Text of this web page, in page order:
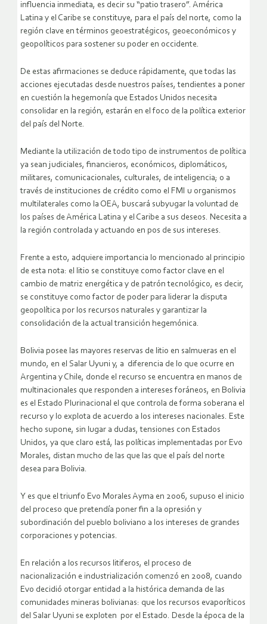
influencia inmediata, es decir su “patio trasero”. América
Latina y el Caribe se constituye, para el país del norte, como la
región clave en términos geoestratégicos, geoeconómicos y
geopolíticos para sostener su poder en occidente.
De estas afirmaciones se deduce rápidamente, que todas las
acciones ejecutadas desde nuestros países, tendientes a poner
en cuestión la hegemonía que Estados Unidos necesita
consolidar en la región, estarán en el foco de la política exterior
del país del Norte.
Mediante la utilización de todo tipo de instrumentos de política
ya sean judiciales, financieros, económicos, diplomáticos,
militares, comunicacionales, culturales, de inteligencia; o a
través de instituciones de crédito como el FMI u organismos
multilaterales como la OEA, buscará subyugar la voluntad de
los países de América Latina y el Caribe a sus deseos. Necesita a
la región controlada y actuando en pos de sus intereses.
Frente a esto, adquiere importancia lo mencionado al principio
de esta nota: el litio se constituye como factor clave en el
cambio de matriz energética y de patrón tecnológico, es decir,
se constituye como factor de poder para liderar la disputa
geopolítica por los recursos naturales y garantizar la
consolidación de la actual transición hegemónica.
Bolivia posee las mayores reservas de litio en salmueras en el
mundo, en el Salar Uyuni y, a diferencia de lo que ocurre en
Argentina y Chile, donde el recurso se encuentra en manos de
multinacionales que responden a intereses foráneos, en Bolivia
es el Estado Plurinacional el que controla de forma soberana el
recurso y lo explota de acuerdo a los intereses nacionales. Este
hecho supone, sin lugar a dudas, tensiones con Estados
Unidos, ya que claro está, las políticas implementadas por Evo
Morales, distan mucho de las que las que el país del norte
desea para Bolivia.
Y es que el triunfo Evo Morales Ayma en 2006, supuso el inicio
del proceso que pretendía poner fin a la opresión y
subordinación del pueblo boliviano a los intereses de grandes
corporaciones y potencias.
En relación a los recursos litiferos, el proceso de
nacionalización e industrialización comenzó en 2008, cuando
Evo decidió otorgar entidad a la histórica demanda de las
comunidades mineras bolivianas: que los recursos evaporíticos
del Salar Uyuni se exploten por el Estado. Desde la época de la